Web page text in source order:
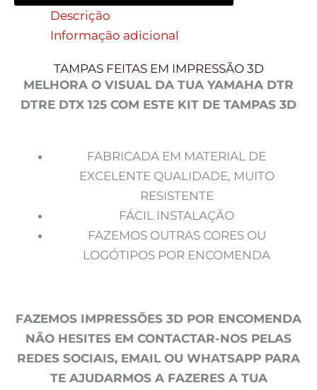
Descrição
Informação adicional
TAMPAS FEITAS EM IMPRESSÃO 3D
MELHORA O VISUAL DA TUA YAMAHA DTR
DTRE DTX 125 COM ESTE KIT DE TAMPAS 3D
FABRICADA EM MATERIAL DE
EXCELENTE QUALIDADE, MUITO
RESISTENTE
FÁCIL INSTALAÇÃO
FAZEMOS OUTRAS CORES OU
LOGÓTIPOS POR ENCOMENDA
FAZEMOS IMPRESSÕES 3D POR ENCOMENDA
NÃO HESITES EM CONTACTAR-NOS PELAS
REDES SOCIAIS, EMAIL OU WHATSAPP PARA
TE AJUDARMOS A FAZERES A TUA